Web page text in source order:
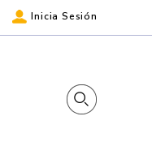
Inicia Sesión